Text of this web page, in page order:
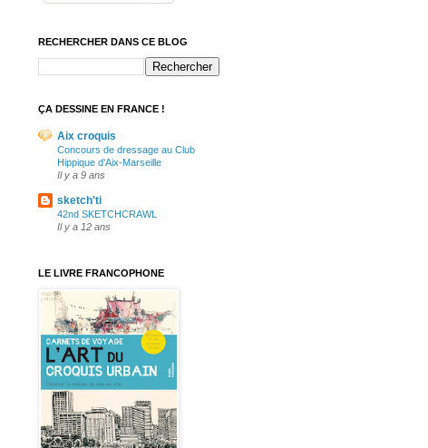
RECHERCHER DANS CE BLOG
ÇA DESSINE EN FRANCE !
Aix croquis
Concours de dressage au Club
Hippique d'Aix-Marseille
Il y a 9 ans
sketch'ti
42nd SKETCHCRAWL
Il y a 12 ans
LE LIVRE FRANCOPHONE